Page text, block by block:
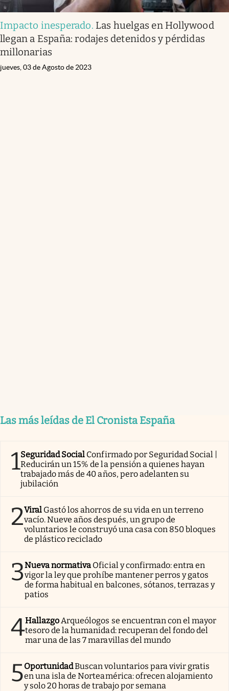
Impacto inesperado. Las huelgas en Hollywood
llegan a España: rodajes detenidos y pérdidas
millonarias
jueves, 03 de Agosto de 2023
Las más leídas de El Cronista España
1Seguridad Social Confirmado por Seguridad Social |
Reducirán un 15% de la pensión a quienes hayan
trabajado más de 40 años, pero adelanten su
jubilación
2Viral Gastó los ahorros de su vida en un terreno
vacío. Nueve años después, un grupo de
voluntarios le construyó una casa con 850 bloques
de plástico reciclado
3Nueva normativa Oficial y confirmado: entra en
vigor la ley que prohíbe mantener perros y gatos
de forma habitual en balcones, sótanos, terrazas y
patios
4HallazgoArqueólogos se encuentran con el mayor
tesoro de la humanidad: recuperan del fondo del
mar una de las 7 maravillas del mundo
5OportunidadBuscan voluntarios para vivir gratis
en una isla de Norteamérica: ofrecen alojamiento
y solo 20 horas de trabajo por semana